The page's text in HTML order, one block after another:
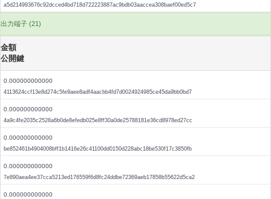
a5d214993676c92dcced4bd718d722223887ac9bdb03aaccea308baef00ed5c7
出力端子 (21)
金額
公開鍵
0.000000000000
4113624ccf13e8d274c5fe9aee8adf4aacbb4fd7d0024924985ce45da9bb0bd7
0.000000000000
4a9c4fe2035c2528a6b0de8efedb025e8ff30a0de25788181e36cd8978ed27cc
0.000000000000
be852461b4904008bff1b1416e26c41100dd0150d228abc18be530f17c3850fb
0.000000000000
7e890aea4ee37cca5213ed176559f6d8fc24ddbe72369aeb17858b55622d5ca2
0.000000000000